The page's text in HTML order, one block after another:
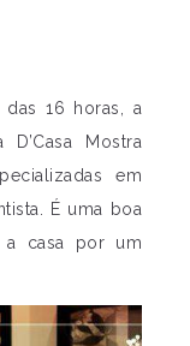
16 horas, a
Mostra
em
É uma boa
a casa por um